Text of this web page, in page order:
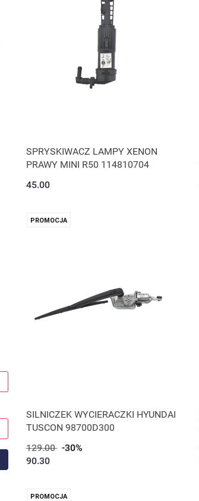
SPRYSKIWACZ LAMPY XENON
PRAWY MINI R50 114810704
45.00
PROMOCJA
SILNICZEK WYCIERACZKI HYUNDAI
TUSCON 98700D300
129.00
-30%
90.30
PROMOCJA